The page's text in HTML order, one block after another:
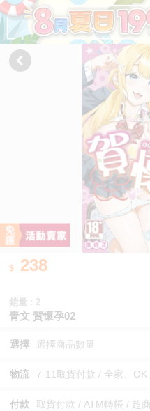
238
銷量 : 2
青文 賀懷孕02
選擇 選擇商品數量
物流
付款 取貨付款 / ATM轉帳 / 超